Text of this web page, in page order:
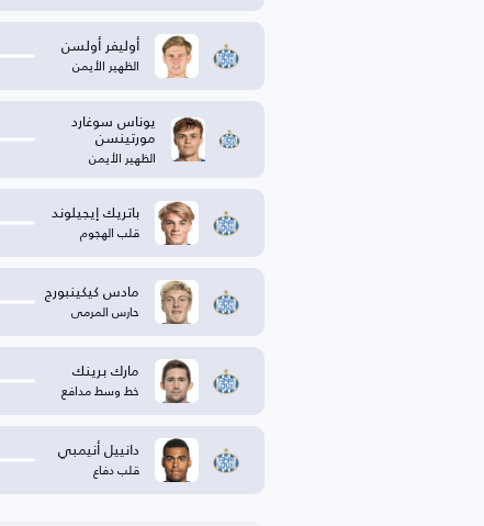
أوليفر أولسن
الظهير الأيمن
يوناس سوغارد
مورتينسن
الظهير الأيمن
باتريك إيجيلوند
قلب الهجوم
مادس كيكينبورج
حارس المرمى
مارك برينك
خط وسط مدافع
دانييل أنيمبي
قلب دفاع